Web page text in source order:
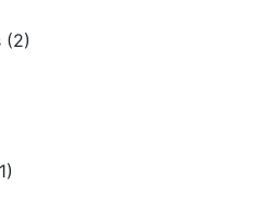
Trastornos específicos (2)
(1)